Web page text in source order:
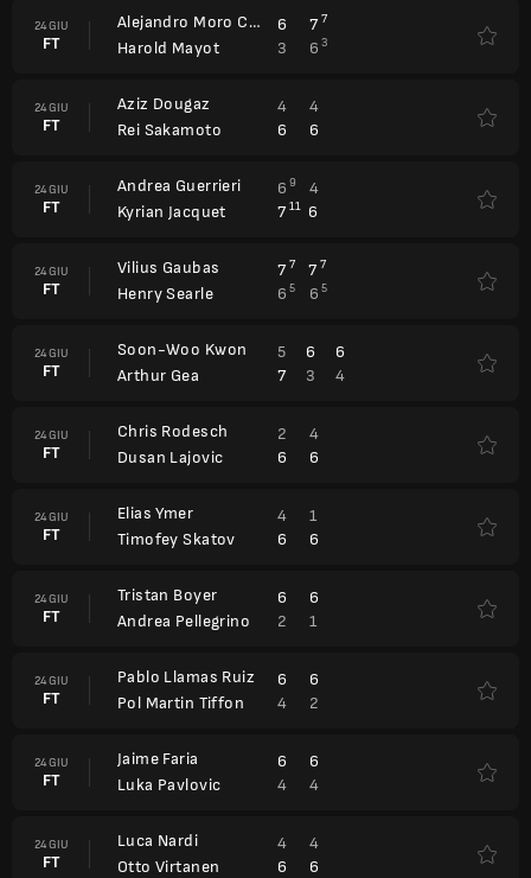
24 GIU
FT
Alejandro Moro Canas
Harold Mayot
6 7 7
3 6 3
24 GIU
FT
Aziz Dougaz
Rei Sakamoto
4
4
6
6
24 GIU
FT
Andrea Guerrieri
Kyrian Jacquet
6 9
4
7 11 6
24 GIU
FT
Vilius Gaubas
Henry Searle
7 7 7 7
6 5 6 5
24 GIU
FT
Soon-Woo Kwon
Arthur Gea
5 6
6
7
3 4
24 GIU
FT
Chris Rodesch
Dusan Lajovic
2
4
6
6
24 GIU
FT
Elias Ymer
Timofey Skatov
4
1
6
6
24 GIU
FT
Tristan Boyer
Andrea Pellegrino
6
6
2
1
24 GIU
FT
Pablo Llamas Ruiz
Pol Martin Tiffon
6
6
4
2
24 GIU
FT
Jaime Faria
Luka Pavlovic
6
6
4
4
24 GIU
FT
Luca Nardi
Otto Virtanen
4
4
6
6